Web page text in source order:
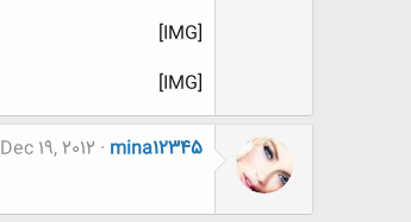
[IMG]
[IMG]
mina12345
Dec 19, 2012